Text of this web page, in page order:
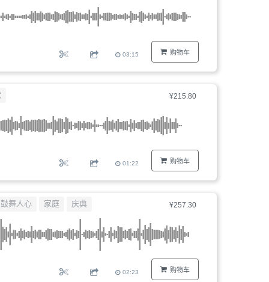
购物车
03:15
¥215.80
购物车
01:22
¥257.30
购物车
鼓舞人心 家庭 庆典
02:23